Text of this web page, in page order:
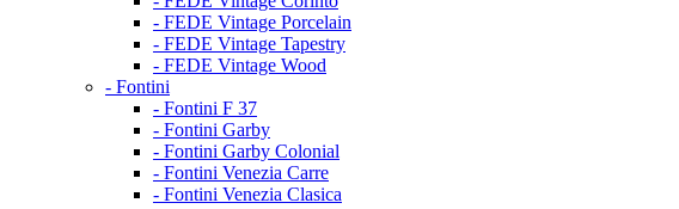
- FEDE Vintage Porcelain
- FEDE Vintage Tapestry
- FEDE Vintage Wood
- Fontini
- Fontini F 37
- Fontini Garby
- Fontini Garby Colonial
- Fontini Venezia Carre
- Fontini Venezia Clasica